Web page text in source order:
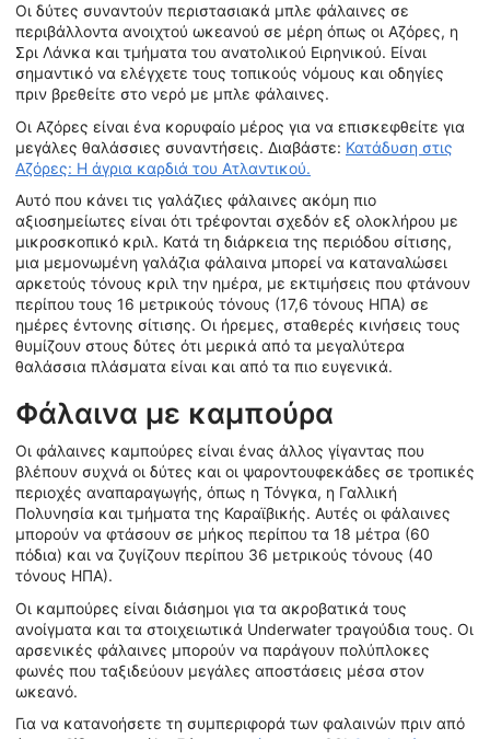
Οι δύτες συναντούν περιστασιακά μπλε φάλαινες σε
περιβάλλοντα ανοιχτού ωκεανού σε μέρη όπως οι Αζόρες, η
Σρι Λάνκα και τμήματα του ανατολικού Ειρηνικού. Είναι
σημαντικό να ελέγχετε τους τοπικούς νόμους και οδηγίες
πριν βρεθείτε στο νερό με μπλε φάλαινες.
Οι Αζόρες είναι ένα κορυφαίο μέρος για να επισκεφθείτε για
μεγάλες θαλάσσιες συναντήσεις. Διαβάστε: Κατάδυση στις
Αζόρες: Η άγρια καρδιά του Ατλαντικού.
Αυτό που κάνει τις γαλάζιες φάλαινες ακόμη πιο
αξιοσημείωτες είναι ότι τρέφονται σχεδόν εξ ολοκλήρου με
μικροσκοπικό κριλ. Κατά τη διάρκεια της περιόδου σίτισης,
μια μεμονωμένη γαλάζια φάλαινα μπορεί να καταναλώσει
αρκετούς τόνους κριλ την ημέρα, με εκτιμήσεις που φτάνουν
περίπου τους 16 μετρικούς τόνους (17,6 τόνους ΗΠΑ) σε
ημέρες έντονης σίτισης. Οι ήρεμες, σταθερές κινήσεις τους
θυμίζουν στους δύτες ότι μερικά από τα μεγαλύτερα
θαλάσσια πλάσματα είναι και από τα πιο ευγενικά.
Φάλαινα με καμπούρα
Οι φάλαινες καμπούρες είναι ένας άλλος γίγαντας που
βλέπουν συχνά οι δύτες και οι ψαροντουφεκάδες σε τροπικές
περιοχές αναπαραγωγής, όπως η Τόνγκα, η Γαλλική
Πολυνησία και τμήματα της Καραϊβικής. Αυτές οι φάλαινες
μπορούν να φτάσουν σε μήκος περίπου τα 18 μέτρα (60
πόδια) και να ζυγίζουν περίπου 36 μετρικούς τόνους (40
τόνους ΗΠΑ).
Οι καμπούρες είναι διάσημοι για τα ακροβατικά τους
ανοίγματα και τα στοιχειωτικά Underwater τραγούδια τους. Οι
αρσενικές φάλαινες μπορούν να παράγουν πολύπλοκες
φωνές που ταξιδεύουν μεγάλες αποστάσεις μέσα στον
ωκεανό.
Για να κατανοήσετε τη συμπεριφορά των φαλαινών πριν από